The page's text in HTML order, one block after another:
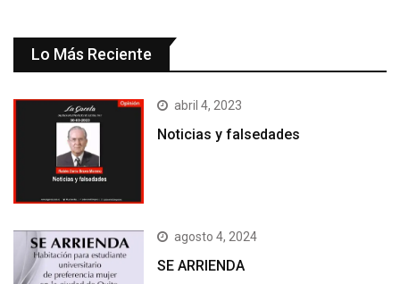
Lo Más Reciente
abril 4, 2023
Noticias y falsedades
agosto 4, 2024
SE ARRIENDA